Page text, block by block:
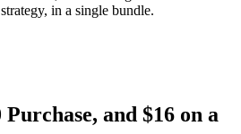
in a single bundle.
and $16 on a